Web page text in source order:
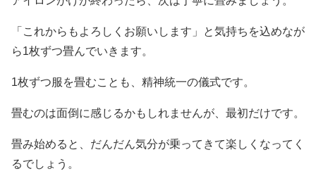
「これからもよろしくお願いします」と気持ちを込めなが
ら1枚ずつ畳んでいきます。
1枚ずつ服を畳むことも、精神統一の儀式です。
畳むのは面倒に感じるかもしれませんが、最初だけです。
畳み始めると、だんだん気分が乗ってきて楽しくなってく
るでしょう。